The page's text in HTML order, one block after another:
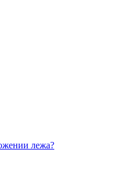
лежа?